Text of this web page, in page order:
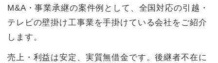
M&A・事業承継の案件例として、全国対応の引越・
テレビの壁掛け工事業を手掛けている会社をご紹介
します。
売上・利益は安定、実質無借金です。後継者不在に